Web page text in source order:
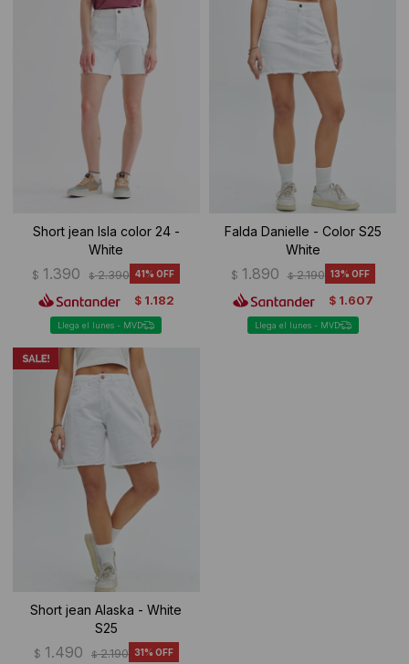
Short jean Isla color 24 -
White
$ 1.390 $ 2.390 41
$ 1.182
Llega el lunes - MVD
Falda Danielle - Color S25
White
$ 1.890 $ 2.190 13
$ 1.607
Llega el lunes - MVD
Short jean Alaska - White
S25
$ 1.490 $ 2.190 31
Ropa Interior
Canguros
Sherpas
Camisas y blusas